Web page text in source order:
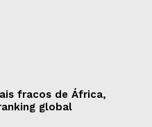
fracos de África,
global